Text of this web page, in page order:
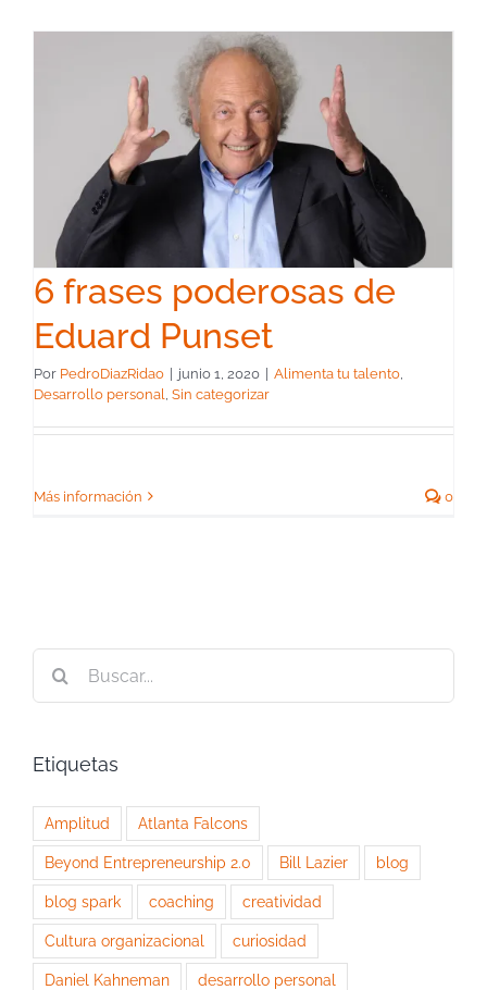
6 frases poderosas de
Eduard Punset
Por PedroDiazRidao junio 1, 2020 Alimenta tu talento
Desarrollo personal
Sin categorizar
Más información 0
Etiquetas
Amplitud Atlanta Falcons
Beyond Entrepreneurship 2.0 Bill Lazier blog
blog spark coaching creatividad
Cultura organizacional curiosidad
Daniel Kahneman desarrollo personal